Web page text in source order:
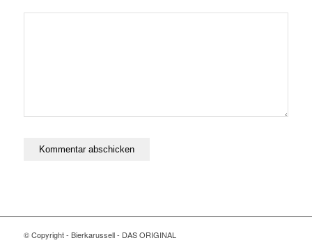
© Copyright - Bierkarussell - DAS ORIGINAL